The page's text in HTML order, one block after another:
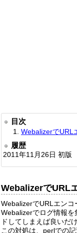
目次
WebalizerでURL
履歴
2011年11月26日 初版
WebalizerでURL
WebalizerでURLエンコ
Webalizerでログ情報
ドしてしまえば良いだけ
この対処は、perlでの